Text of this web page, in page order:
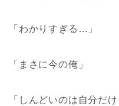
「わかりすぎる…」
「まさに今の俺」
「しんどいのは自分だ